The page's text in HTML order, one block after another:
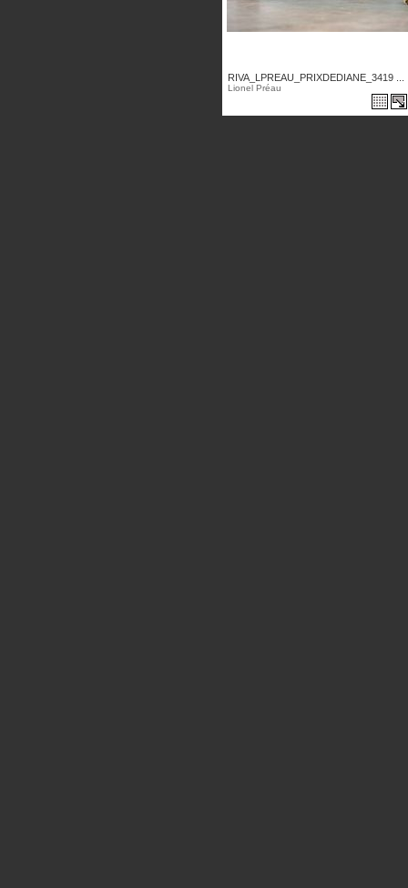
RIVA_LPREAU_PRIXDEDIANE_3419 ...
Lionel Préau